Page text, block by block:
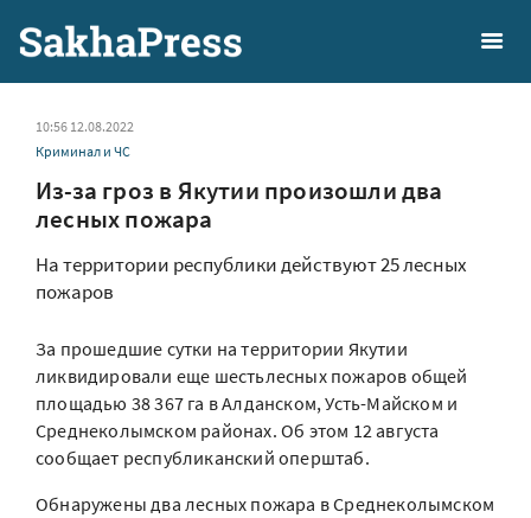
10:56 12.08.2022
Криминал и ЧС
Из-за гроз в Якутии произошли два
лесных пожара
На территории республики действуют 25 лесных
пожаров
За прошедшие сутки на территории Якутии
ликвидировали еще шестьлесных пожаров общей
площадью 38 367 га в Алданском, Усть-Майском и
Среднеколымском районах. Об этом 12 августа
сообщает республиканский оперштаб.
Обнаружены два лесных пожара в Среднеколымском